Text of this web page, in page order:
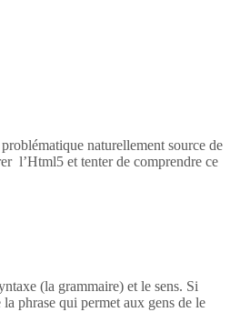
naturellement source de
l’Html5 et tenter de comprendre ce
(la grammaire) et le sens. Si
phrase qui permet aux gens de le